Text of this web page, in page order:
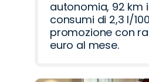
autonomia, 92 km
consumi di 2,3 l/
promozione con
euro al mese.